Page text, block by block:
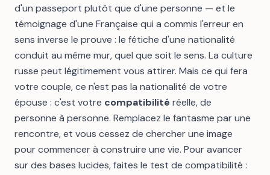
d'un passeport plutôt que d'une personne — et le
témoignage d'une Française qui a commis l'erreur en
sens inverse le prouve : le fétiche d'une nationalité
conduit au même mur, quel que soit le sens. La culture
russe peut légitimement vous attirer. Mais ce qui fera
votre couple, ce n'est pas la nationalité de votre
épouse : c'est votre compatibilité réelle, de
personne à personne. Remplacez le fantasme par une
rencontre, et vous cessez de chercher une image
pour commencer à construire une vie. Pour avancer
sur des bases lucides,faites le test de compatibilité :